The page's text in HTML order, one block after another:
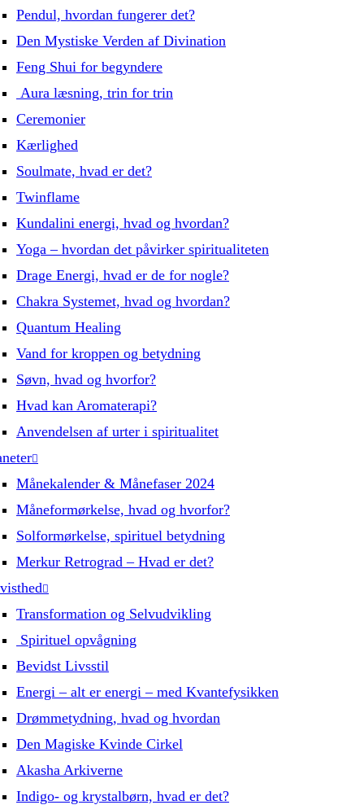
Pendul, hvordan fungerer det?
Den Mystiske Verden af Divination
Feng Shui for begyndere
Aura læsning, trin for trin
Ceremonier
Kærlighed
Soulmate, hvad er det?
Twinflame
Kundalini energi, hvad og hvordan?
Yoga – hvordan det påvirker spiritualiteten
Drage Energi, hvad er de for nogle?
Chakra Systemet, hvad og hvordan?
Quantum Healing
Vand for kroppen og betydning
Søvn, hvad og hvorfor?
Hvad kan Aromaterapi?
Anvendelsen af urter i spiritualitet
Månekalender & Månefaser 2024
Måneformørkelse, hvad og hvorfor?
Solformørkelse, spirituel betydning
Merkur Retrograd – Hvad er det?
Transformation og Selvudvikling
Spirituel opvågning
Bevidst Livsstil
Energi – alt er energi – med Kvantefysikken
Drømmetydning, hvad og hvordan
Den Magiske Kvinde Cirkel
Akasha Arkiverne
Indigo- og krystalbørn, hvad er det?